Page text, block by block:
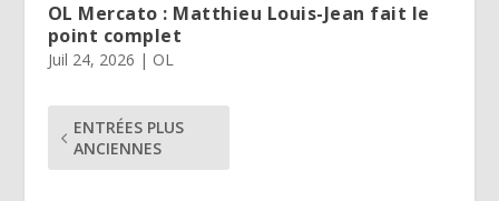
OL Mercato : Matthieu Louis-Jean fait le
point complet
Juil 24, 2026 | OL
ENTRÉES PLUS
ANCIENNES